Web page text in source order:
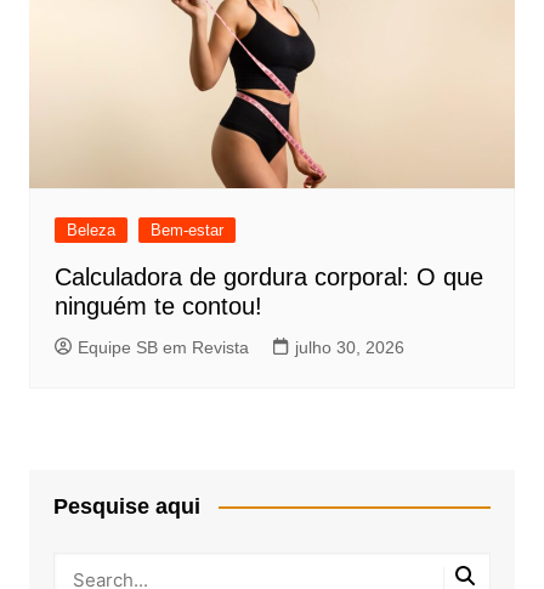
Beleza Bem-estar
Calculadora de gordura corporal: O que
ninguém te contou!
Equipe SB em Revista julho 30, 2026
Pesquise aqui